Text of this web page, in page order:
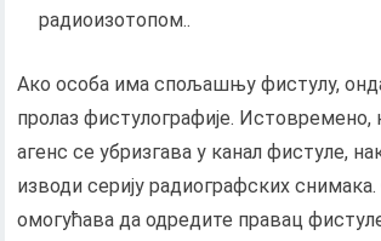
радиоизотопом..
Ако особа има спољашњу фистулу,
пролаз фистулографије. Истовремено,
агенс се убризгава у канал фистуле,
изводи серију радиографских
омогућава да одредите правац